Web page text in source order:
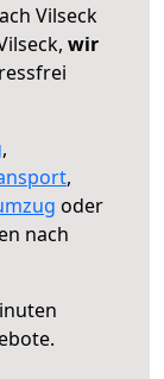
Vilseck
wir
,
,
oder
nach